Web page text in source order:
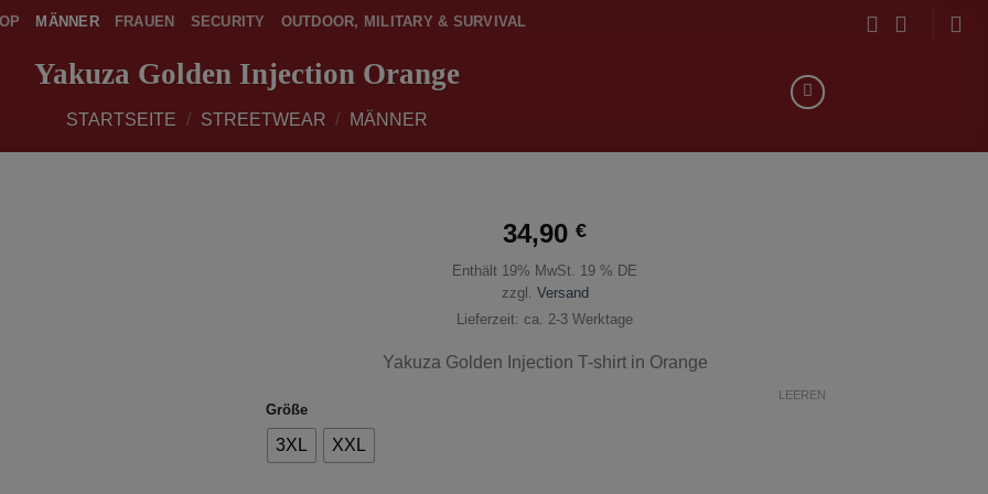
MÄNNER FRAUEN SECURITY OUTDOOR, MILITARY & SURVIVAL
Yakuza Golden Injection Orange
STARTSEITE / STREETWEAR / MÄNNER
34,90 €
Enthält 19% MwSt. 19 % DE
zzgl. Versand
Lieferzeit: ca. 2-3 Werktage
Yakuza Golden Injection T-shirt in Orange
Größe
3XL XXL
LEEREN